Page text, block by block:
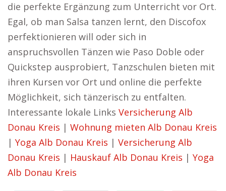
die perfekte Ergänzung zum Unterricht vor Ort.
Egal, ob man Salsa tanzen lernt, den Discofox
perfektionieren will oder sich in
anspruchsvollen Tänzen wie Paso Doble oder
Quickstep ausprobiert, Tanzschulen bieten mit
ihren Kursen vor Ort und online die perfekte
Möglichkeit, sich tänzerisch zu entfalten.
Interessante lokale Links Versicherung Alb
Donau Kreis | Wohnung mieten Alb Donau Kreis
| Yoga Alb Donau Kreis | Versicherung Alb
Donau Kreis | Hauskauf Alb Donau Kreis | Yoga
Alb Donau Kreis